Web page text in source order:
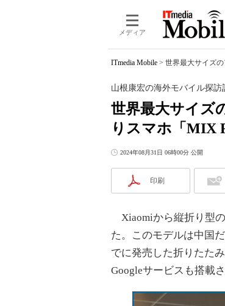
メディア
ITmedia Mobile > 世界最大サイズ
世界最大サイズ
りスマホ「MIX
山根康宏の海外モバイル探訪
2024年08月31日 06時00分 公開
印刷
Xiaomiから縦折り型
た。このモデルは中国
でに発売した折りたた
Googleサービスも搭載